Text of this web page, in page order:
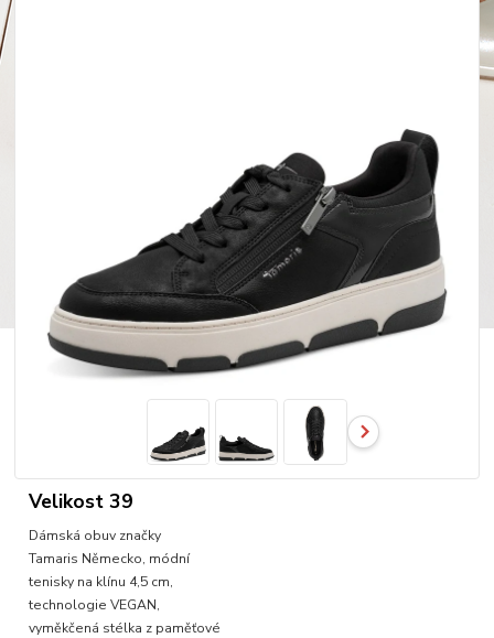
Velikost 39
Dámská obuv značky
Tamaris Německo, módní
tenisky na klínu 4,5 cm,
technologie VEGAN,
vyměkčená stélka z paměťové